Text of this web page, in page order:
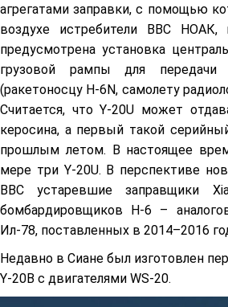
агрегатами заправки, с помощью
воздухе истребители ВВС
предусмотрена установка
грузовой рампы для
(ракетоносцу H-6N, самолету
Считается, что Y-20U может
керосина, а первый такой
прошлым летом. В настоящее
мере три Y-20U. В перспективе
ВВС устаревшие заправщики
бомбардировщиков H-6 –
Ил-78, поставленных в 2014–2016
Недавно в Сиане был изготовлен
Y-20B с двигателями WS-20.